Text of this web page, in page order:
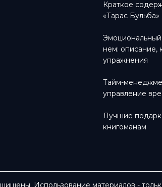
Краткое
«Тарас
нем: описание,
упражнения
Тайм-
управление
Лучшие
книгоманам
Использование материалов -